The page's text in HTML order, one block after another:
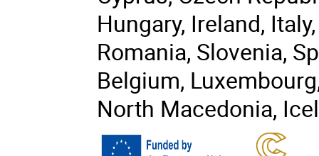
Hungary, Ireland,
Romania, Slovenia,
Belgium,
North Macedonia,